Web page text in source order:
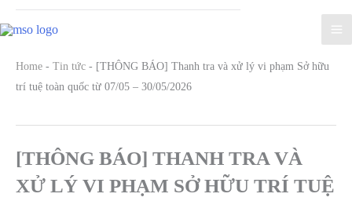
Home - Tin tức - [THÔNG BÁO] Thanh tra và xử lý vi phạm Sở hữu
trí tuệ toàn quốc từ 07/05 – 30/05/2026
[THÔNG BÁO] THANH TRA VÀ
XỬ LÝ VI PHẠM SỞ HỮU TRÍ TUỆ